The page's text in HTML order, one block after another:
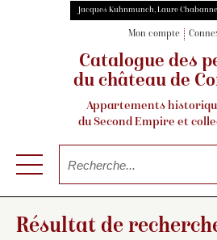
Jacques Kuhnmunch, Laure
Mon compte
Catalogue des
du château de
Appartements
du Second Empire et
Résultat de